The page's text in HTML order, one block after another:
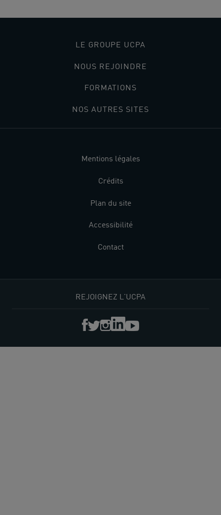
LE GROUPE UCPA
NOUS REJOINDRE
FORMATIONS
NOS AUTRES SITES
Mentions légales
Crédits
Plan du site
Accessibilité
Contact
REJOIGNEZ L'UCPA